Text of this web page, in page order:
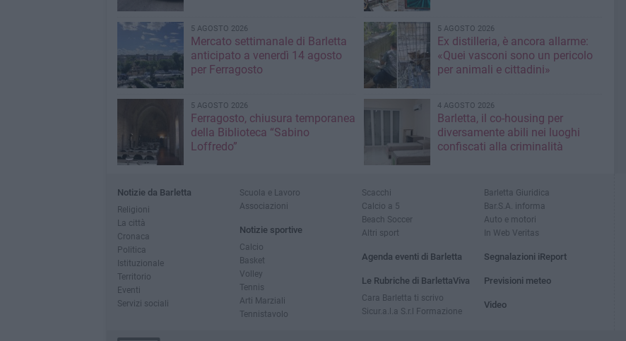
5 AGOSTO 2026
Mercato settimanale di Barletta
anticipato a venerdì 14 agosto
per Ferragosto
5 AGOSTO 2026
Ex distilleria, è ancora allarme:
«Quei vasconi sono un pericolo
per animali e cittadini»
5 AGOSTO 2026
Ferragosto, chiusura temporanea
della Biblioteca “Sabino
Loffredo”
4 AGOSTO 2026
Barletta, il co-housing per
diversamente abili nei luoghi
confiscati alla criminalità
Notizie da Barletta
Religioni
La città
Cronaca
Politica
Istituzionale
Territorio
Eventi
Servizi sociali
Scuola e Lavoro
Associazioni
Notizie sportive
Calcio
Basket
Volley
Tennis
Arti Marziali
Tennistavolo
Scacchi
Calcio a 5
Beach Soccer
Altri sport
Agenda eventi di Barletta
Le Rubriche di BarlettaViva
Cara Barletta ti scrivo
Sicur.a.l.a S.r.l Formazione
Barletta Giuridica
Bar.S.A. informa
Auto e motori
In Web Veritas
Segnalazioni iReport
Previsioni meteo
Video